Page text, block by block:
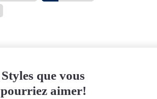
Styles que vous
pourriez aimer!